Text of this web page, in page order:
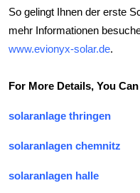
So gelingt Ihnen der erste
mehr Informationen
www.evionyx-solar.de.
For More Details, You
solaranlage thringen
solaranlagen chemnitz
solaranlagen halle